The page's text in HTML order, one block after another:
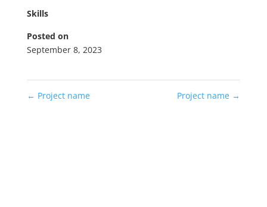
Skills
Posted on
September 8, 2023
← Project name Project name →